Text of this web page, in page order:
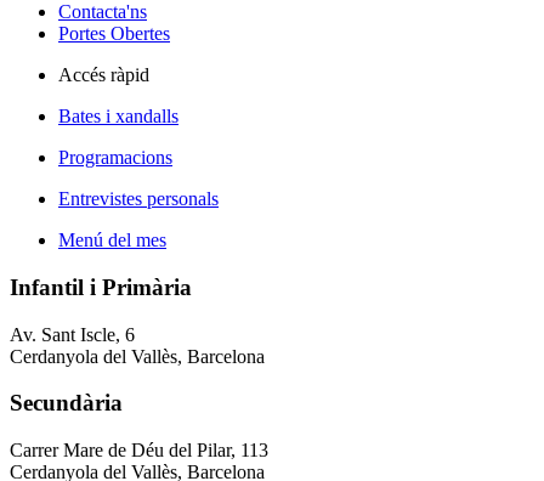
Contacta'ns
Portes Obertes
Accés ràpid
Bates i xandalls
Programacions
Entrevistes personals
Menú del mes
Infantil i Primària
Av. Sant Iscle, 6
Cerdanyola del Vallès, Barcelona
Secundària
Carrer Mare de Déu del Pilar, 113
Cerdanyola del Vallès, Barcelona